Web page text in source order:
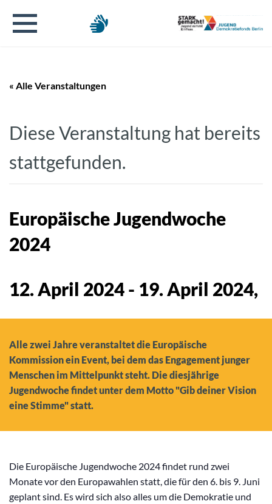
« Alle Veranstaltungen
Diese Veranstaltung hat bereits
stattgefunden.
Europäische Jugendwoche
2024
12. April 2024- 19. April 2024,
Alle zwei Jahre veranstaltet die Europäische
Kommission ein Event, bei dem das Engagement junger
Menschen im Mittelpunkt steht. Die diesjährige
Jugendwoche findet unter dem Motto "Gib deiner Vision
eine Stimme" statt.
Die Europäische Jugendwoche 2024 findet rund zwei
Monate vor den Europawahlen statt, die für den 6. bis 9. Juni
geplant sind. Es wird sich also alles um die Demokratie und